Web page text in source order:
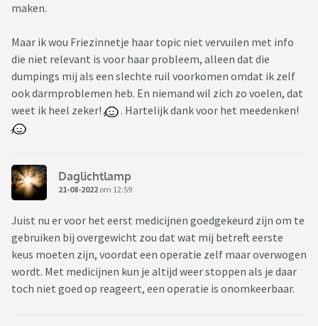
maken.
Maar ik wou Friezinnetje haar topic niet vervuilen met info
die niet relevant is voor haar probleem, alleen dat die
dumpings mij als een slechte ruil voorkomen omdat ik zelf
ook darmproblemen heb. En niemand wil zich zo voelen, dat
weet ik heel zeker!
. Hartelijk dank voor het meedenken!
Daglichtlamp
21-08-2022 om 12:59
Juist nu er voor het eerst medicijnen goedgekeurd zijn om te
gebruiken bij overgewicht zou dat wat mij betreft eerste
keus moeten zijn, voordat een operatie zelf maar overwogen
wordt. Met medicijnen kun je altijd weer stoppen als je daar
toch niet goed op reageert, een operatie is onomkeerbaar.